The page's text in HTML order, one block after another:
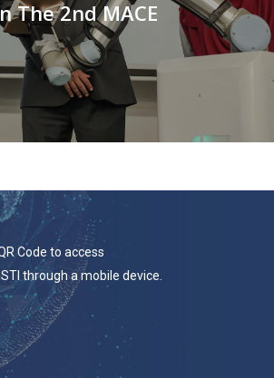
The 2nd MACE
Code to access
through a mobile device.